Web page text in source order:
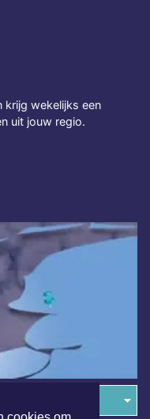
krijg wekelijks een
uit jouw regio.